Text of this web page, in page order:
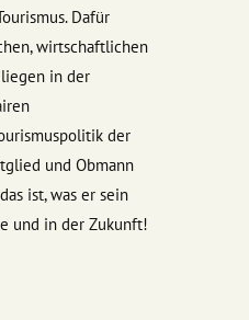
Dafür
wirtschaftlichen
in der
der
und Obmann
ist, was er sein
und in der Zukunft!